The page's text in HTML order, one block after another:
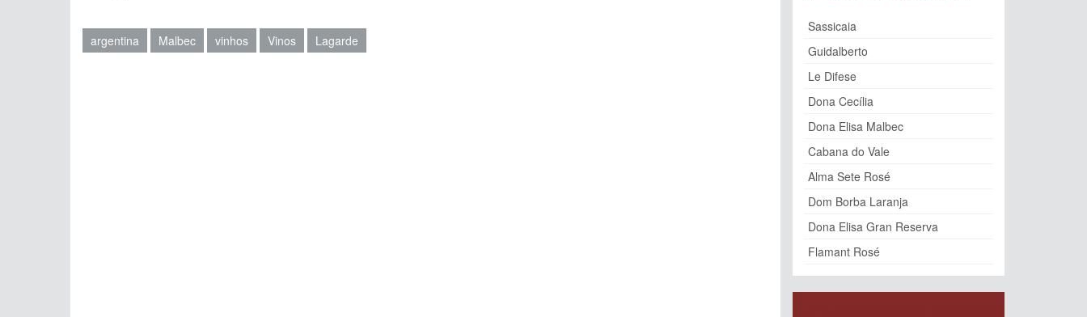
argentina Malbec vinhos Vinos Lagarde
Sassicaia
Guidalberto
Le Difese
Dona Cecília
Dona Elisa Malbec
Cabana do Vale
Alma Sete Rosé
Dom Borba Laranja
Dona Elisa Gran Reserva
Flamant Rosé